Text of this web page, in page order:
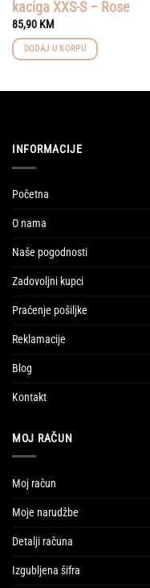
kaciga XXS-S – Rose
85,90 KM
DODAJ U KORPU
INFORMACIJE
Početna
O nama
Naše pogodnosti
Zadovoljni kupci
Praćenje pošiljke
Reklamacije
Blog
Kontakt
MOJ RAČUN
Moj račun
Moje narudžbe
Detalji računa
Izgubljena šifra